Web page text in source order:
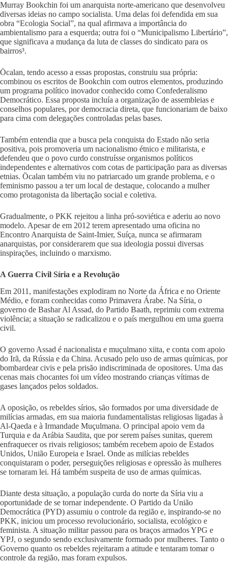
Murray Bookchin foi um anarquista norte-americano que desenvolveu
diversas ideias no campo socialista. Uma delas foi defendida em sua
obra “Ecologia Social”, na qual afirmava a importância do
ambientalismo para a esquerda; outra foi o “Municipalismo Libertário”,
que significava a mudança da luta de classes do sindicato para os
bairros³.
Öcalan, tendo acesso a essas propostas, construiu sua própria:
combinou os escritos de Bookchin com outros elementos, produzindo
um programa político inovador conhecido como Confederalismo
Democrático. Essa proposta incluía a organização de assembleias e
conselhos populares, por democracia direta, que funcionariam de baixo
para cima com delegações controladas pelas bases.
Também entendia que a busca pela conquista do Estado não seria
positiva, pois promoveria um nacionalismo étnico e militarista, e
defendeu que o povo curdo construísse organismos políticos
independentes e alternativos com cotas de participação para as diversas
etnias. Öcalan também viu no patriarcado um grande problema, e o
feminismo passou a ter um local de destaque, colocando a mulher
como protagonista da libertação social e coletiva.
Gradualmente, o PKK rejeitou a linha pró-soviética e aderiu ao novo
modelo. Apesar de em 2012 terem apresentado uma oficina no
Encontro Anarquista de Saint-Imier, Suíça, nunca se afirmaram
anarquistas, por considerarem que sua ideologia possui diversas
inspirações, incluindo o marxismo.
A Guerra Civil Síria e a Revolução
Em 2011, manifestações explodiram no Norte da África e no Oriente
Médio, e foram conhecidas como Primavera Árabe. Na Síria, o
governo de Bashar Al Assad, do Partido Baath, reprimiu com extrema
violência; a situação se radicalizou e o país mergulhou em uma guerra
civil.
O governo Assad é nacionalista e muçulmano xiita, e conta com apoio
do Irã, da Rússia e da China. Acusado pelo uso de armas químicas, por
bombardear civis e pela prisão indiscriminada de opositores. Uma das
cenas mais chocantes foi um vídeo mostrando crianças vítimas de
gases lançados pelos soldados.
A oposição, os rebeldes sírios, são formados por uma diversidade de
milícias armadas, em sua maioria fundamentalistas religiosas ligadas à
Al-Qaeda e à Irmandade Muçulmana. O principal apoio vem da
Turquia e da Arábia Saudita, que por serem países sunitas, querem
enfraquecer os rivais religiosos; também recebem apoio de Estados
Unidos, União Europeia e Israel. Onde as milícias rebeldes
conquistaram o poder, perseguições religiosas e opressão às mulheres
se tornaram lei. Há também suspeita de uso de armas químicas.
Diante desta situação, a população curda do norte da Síria viu a
oportunidade de se tornar independente. O Partido da União
Democrática (PYD) assumiu o controle da região e, inspirando-se no
PKK, iniciou um processo revolucionário, socialista, ecológico e
feminista. A situação militar passou para os braços armados YPG e
YPJ, o segundo sendo exclusivamente formado por mulheres. Tanto o
Governo quanto os rebeldes rejeitaram a atitude e tentaram tomar o
controle da região, mas foram expulsos.